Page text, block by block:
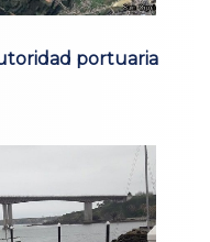
portuaria